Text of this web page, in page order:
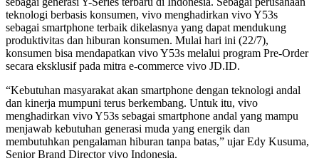
teknologi berbasis konsumen, vivo menghadirkan vivo Y53s
sebagai smartphone terbaik dikelasnya yang dapat mendukung
produktivitas dan hiburan konsumen. Mulai hari ini (22/7),
konsumen bisa mendapatkan vivo Y53s melalui program Pre-Order
secara eksklusif pada mitra e-commerce vivo JD.ID.
“Kebutuhan masyarakat akan smartphone dengan teknologi andal
dan kinerja mumpuni terus berkembang. Untuk itu, vivo
menghadirkan vivo Y53s sebagai smartphone andal yang mampu
menjawab kebutuhan generasi muda yang energik dan
membutuhkan pengalaman hiburan tanpa batas,” ujar Edy Kusuma,
Senior Brand Director vivo Indonesia.